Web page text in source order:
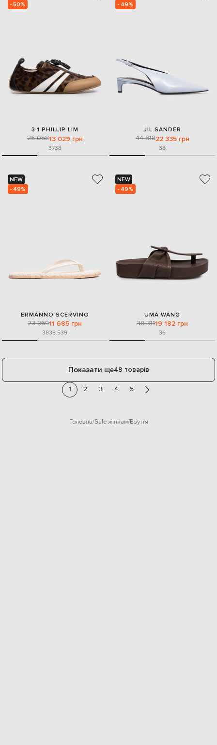
- 50%
3.1 PHILLIP LIM
26 05813 029 грн
3738
- 49%
JIL SANDER
44 61822 335 грн
38
NEW
- 49%
ERMANNO SCERVINO
23 36911 685 грн
3838.539
NEW
- 49%
UMA WANG
38 31119 182 грн
36
Показати ще48 товарів
1 2 3 4 5
Головна Sale жінкам Взуття